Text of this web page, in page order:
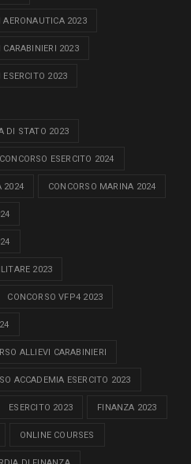
AERONAUTICA 2023
CARABINIERI 2023
ESERCITO 2023
DI STATO 2023
CONCORSO ESERCITO 2024
2024 CONCORSO MARINA 2024
2023
CONCORSO VFP4 2023
ALLIEVI CARABINIERI
ACCADEMIA ESERCITO 2023
ESERCITO 2023 FINANZA 2023
ONLINE COURSES